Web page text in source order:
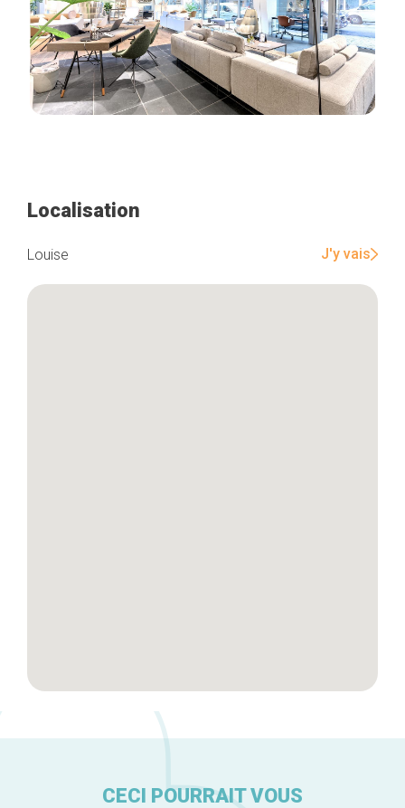
Localisation
Louise J'y vais
CECI POURRAIT VOUS